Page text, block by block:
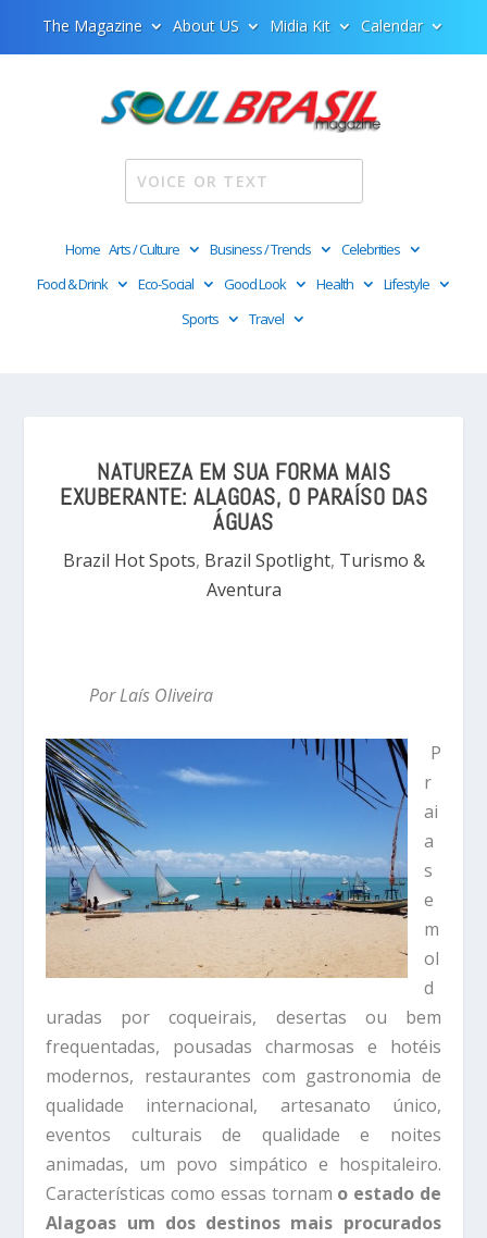
The Magazine About US Midia Kit Calendar
Home Arts / Culture Business / Trends
Celebrities
Food & Drink
Eco-Social Good Look Health
Lifestyle
Sports
Travel
NATUREZA EM SUA FORMA MAIS
EXUBERANTE: ALAGOAS, O PARAÍSO DAS
ÁGUAS
Brazil Hot Spots, Brazil Spotlight, Turismo &
Aventura
Por Laís Oliveira
P
r
ai
a
s
e
m
ol
d
uradas por coqueirais, desertas ou bem
frequentadas, pousadas charmosas e hotéis
modernos, restaurantes com gastronomia de
qualidade internacional, artesanato único,
eventos culturais de qualidade e noites
animadas, um povo simpático e hospitaleiro.
Características como essas tornam o estado de
Alagoas um dos destinos mais procurados